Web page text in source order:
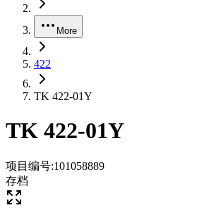
More
422
TK 422-01Y
TK 422-01Y
项目编号:101058889
存档